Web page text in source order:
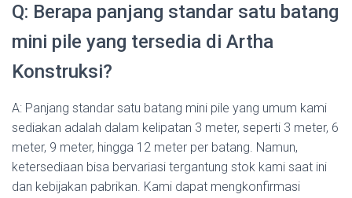
Q: Berapa panjang standar satu batang
mini pile yang tersedia di Artha
Konstruksi?
A: Panjang standar satu batang mini pile yang umum kami
sediakan adalah dalam kelipatan 3 meter, seperti 3 meter, 6
meter, 9 meter, hingga 12 meter per batang. Namun,
ketersediaan bisa bervariasi tergantung stok kami saat ini
dan kebijakan pabrikan. Kami dapat mengkonfirmasi